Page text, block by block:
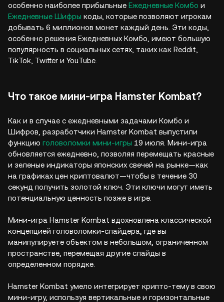
особенно наиболее прибыльные Ежедневные Комбо и
Ежедневные Шифры коды, которые позволяют игрокам
добывать 6 миллионов монет каждый день. Эти коды,
особенно решения Ежедневных Комбо, имеют большую
популярность в социальных сетях, таких как Reddit,
TikTok, Twitter и YouTube.
Что такое мини-игра Hamster Kombat?
Как и в случае с ежедневными задачами Комбо и
Шифров, разработчики Hamster Kombat выпустили
функцию головоломки мини-игры 19 июля. Мини-игра
обновляется ежедневно, позволяя перемещать красные
и зеленые индикаторы японских свечей на рынке—как
на графиках цен криптовалют—чтобы в течение 30
секунд получить золотой ключ. Эти ключи могут иметь
потенциальную ценность позже в игре.
Мини-игра Hamster Kombat вдохновлена классической
концепцией головоломки-слайдера, где вы
манипулируете объектом в небольшом, ограниченном
пространстве, перемещая другие слайды в
определенном порядке.
Hamster Kombat умело интегрирует крипто-тему в свою
мини-игру, используя вертикальные и горизонтальные